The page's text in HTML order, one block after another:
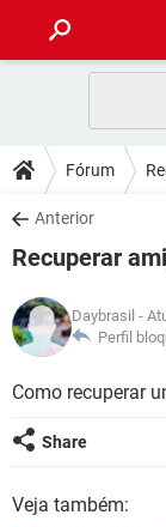
CELULAR
OUTLOOK
INSTAGRAM
GUIA DE COMPRAS
DICAS
JOGOS
INSTAGRAM
GUIA DE COMPRAS
DOWNLOADS
JOGOS
CELULAR
OUTLOOK
FÓRUM
JOGOS
CELULAR
OUTLOOK
INSTAGRAM
GLOSSÁRIO
INSTAGRAM
Fórum
Anterior
Recuperar
Daybrasil -
Perfil
Como recuperar
Share
Veja também: